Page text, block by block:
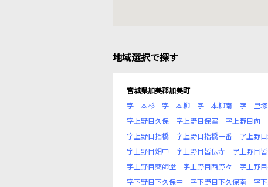
地域選択で探す
宮城県加美郡加美町
字一本杉
字一本柳 字一本柳南 字一里塚
字上野目久保
字上野目保室 字上野目向
字上野目指橋
字上野目指橋一番 字上野
字上野目畑中
字上野目皆伝寺 字上野目
字上野目薬師堂
字上野目西野々 字上野
字下野目下久保中
字下野目下久保南 字